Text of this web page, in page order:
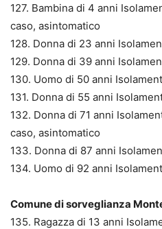
127. Bambina di 4 anni
caso, asintomatico
128. Donna di 23 anni
129. Donna di 39 anni
130. Uomo di 50 anni
131. Donna di 55 anni
132. Donna di 71 anni
caso, asintomatico
133. Donna di 87 anni
134. Uomo di 92 anni
Comune di sorveglianza
135. Ragazza di 13 anni